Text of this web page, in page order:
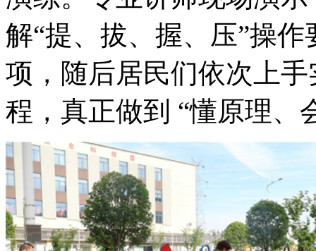
解“提、拔、握、压”操
项，随后居民们依次上
程，真正做到 “懂原理、